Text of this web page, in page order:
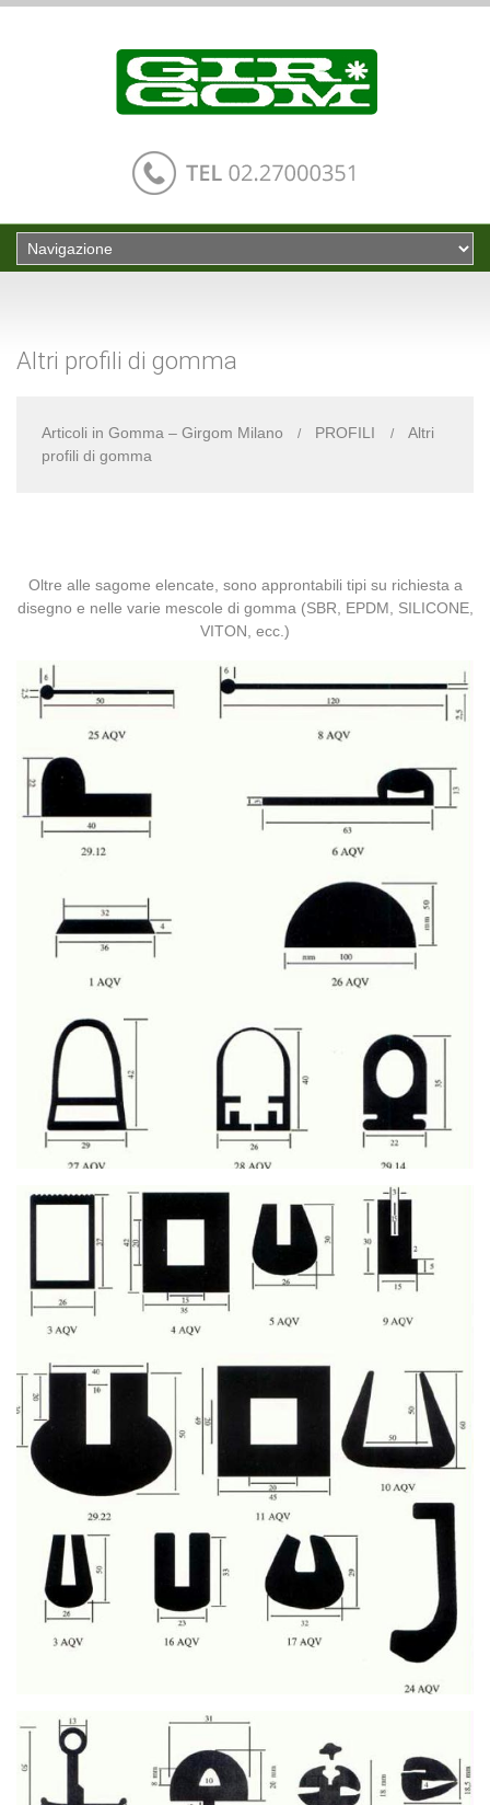
Altri profili di gomma
Articoli in Gomma – Girgom Milano PROFILI
Altri
profili di gomma
Oltre alle sagome elencate, sono approntabili tipi su richiesta a
disegno e nelle varie mescole di gomma (SBR, EPDM, SILICONE,
VITON, ecc.)